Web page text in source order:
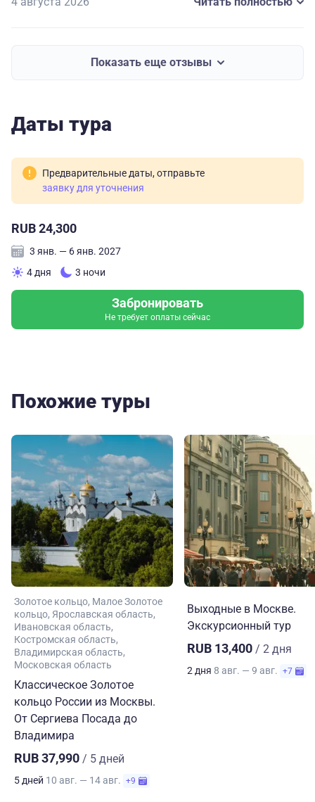
заслуживающего доверие.Показать еще отзывы
Даты тура
Предварительные даты, отправьте
заявку для уточнения
RUB 24,300
3 янв. — 6 янв. 2027
4 дня
3 ночи
Забронировать
Не требует оплаты сейчас
Похожие туры
Золотое кольцо Малое Золотое
кольцо Ярославская область
Ивановская область
Костромская область
Владимирская область
Московская область
Классическое Золотое
кольцо России из Москвы.
От Сергиева Посада до
Владимира
RUB 37,990 / 5 дней
5 дней 10 авг. — 14 авг. +9
Выходные в Москве.
Экскурсионный тур
RUB 13,400 / 2 дня
2 дня 8 авг. — 9 авг. +7